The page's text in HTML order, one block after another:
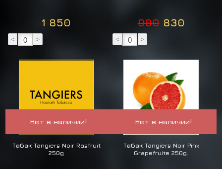
1 850
< >
900 830
< >
Нет в наличии!
Табак Tangiers Noir Rasfruit
250g
Нет в наличии!
Табак Tangiers Noir Pink
Grapefruite 250g.